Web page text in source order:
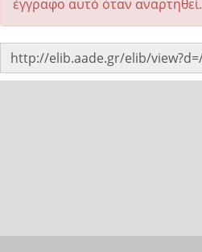
έγγραφο αυτό όταν αναρτηθεί.